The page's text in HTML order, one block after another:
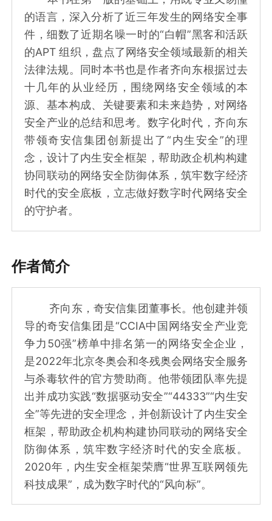
的语言，深入分析了近三年发生的网络安全事
件，细数了近期名噪一时的“白帽”黑客和活跃
的APT 组织，盘点了网络安全领域最新的相关
法律法规。同时本书也是作者齐向东根据过去
十几年的从业经历，围绕网络安全领域的本
源、基本构成、关键要素和未来趋势，对网络
安全产业的总结和思考。数字化时代，齐向东
带领奇安信集团创新提出了“内生安全”的理
念，设计了内生安全框架，帮助政企机构构建
协同联动的网络安全防御体系，筑牢数字经济
时代的安全底板，立志做好数字时代网络安全
的守护者。
作者简介
齐向东，奇安信集团董事长。他创建并领
导的奇安信集团是“CCIA中国网络安全产业竞
争力50强”榜单中排名第一的网络安全企业，
是2022年北京冬奥会和冬残奥会网络安全服务
与杀毒软件的官方赞助商。他带领团队率先提
出并成功实践“数据驱动安全”“44333”“内生安
全”等先进的安全理念，并创新设计了内生安全
框架，帮助政企机构构建协同联动的网络安全
防御体系，筑牢数字经济时代的安全底板。
2020年，内生安全框架荣膺“世界互联网领先
科技成果”，成为数字时代的“风向标”。